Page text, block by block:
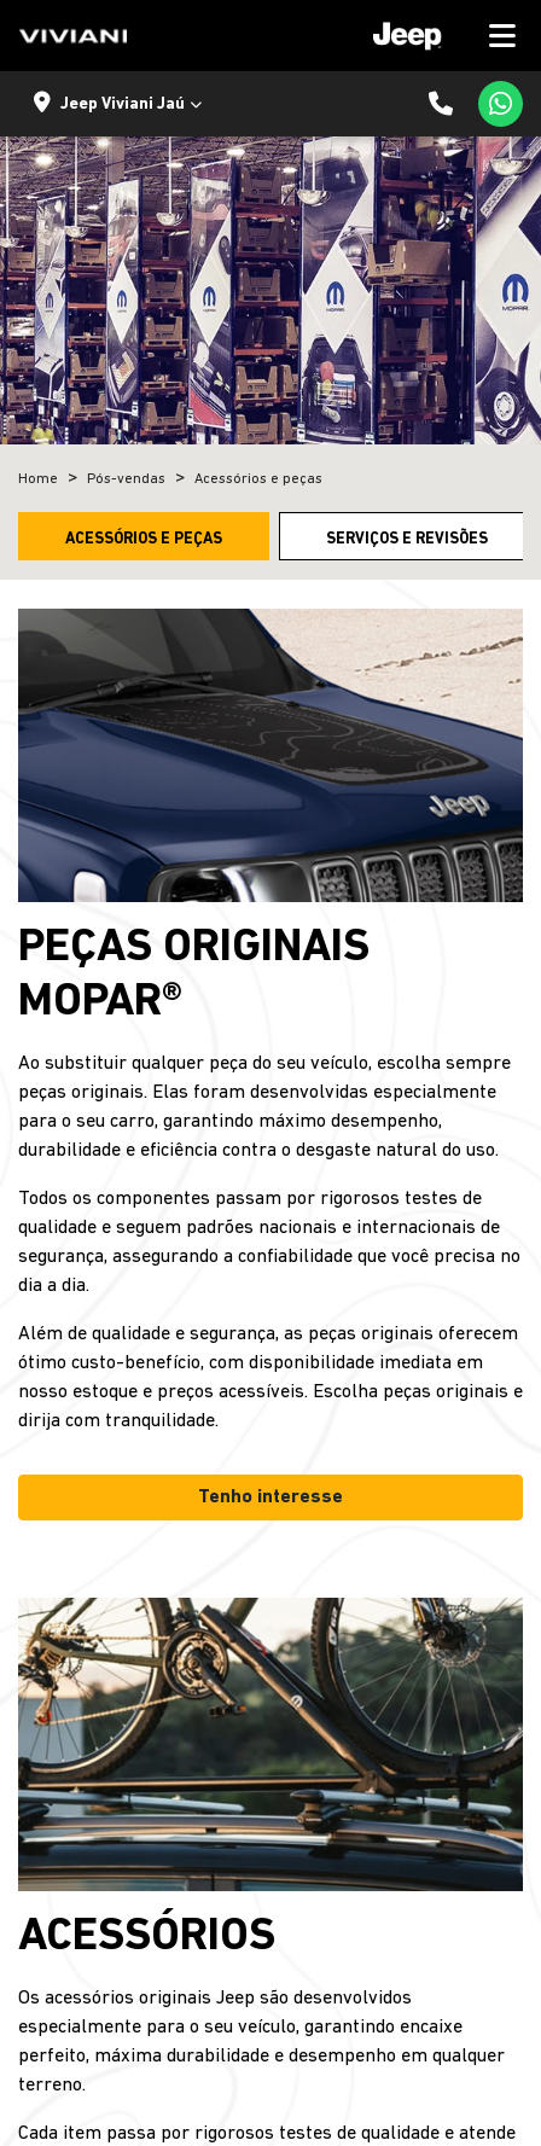
Jeep Viviani Jaú
Home Pós-vendas Acessórios e peças
SERVIÇOS E REVISÕES
ACESSÓRIOS E PEÇAS
PEÇAS ORIGINAIS
MOPAR®
Ao substituir qualquer peça do seu veículo, escolha sempre
peças originais. Elas foram desenvolvidas especialmente
para o seu carro, garantindo máximo desempenho,
durabilidade e eficiência contra o desgaste natural do uso.
Todos os componentes passam por rigorosos testes de
qualidade e seguem padrões nacionais e internacionais de
segurança, assegurando a confiabilidade que você precisa no
dia a dia.
Além de qualidade e segurança, as peças originais oferecem
ótimo custo-benefício, com disponibilidade imediata em
nosso estoque e preços acessíveis. Escolha peças originais e
dirija com tranquilidade.
Tenho interesse
ACESSÓRIOS
Os acessórios originais Jeep são desenvolvidos
especialmente para o seu veículo, garantindo encaixe
perfeito, máxima durabilidade e desempenho em qualquer
terreno.
Cada item passa por rigorosos testes de qualidade e atende